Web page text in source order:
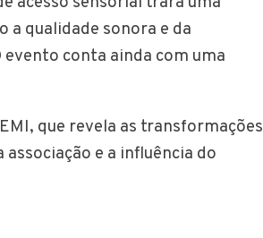
a qualidade sonora e da
conta ainda com uma
que revela as transformações
e a influência do